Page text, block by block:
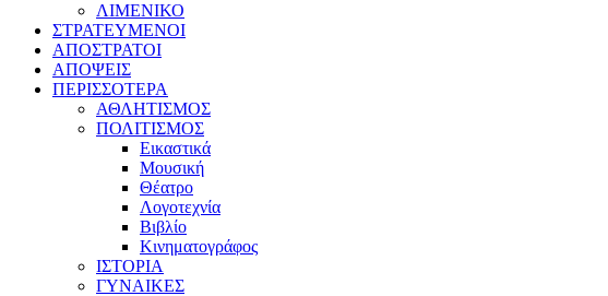
ΛΙΜΕΝΙΚΟ
ΣΤΡΑΤΕΥΜΕΝΟΙ
ΑΠΟΣΤΡΑΤΟΙ
ΑΠΟΨΕΙΣ
ΠΕΡΙΣΣΟΤΕΡΑ
ΑΘΛΗΤΙΣΜΟΣ
ΠΟΛΙΤΙΣΜΟΣ
Εικαστικά
Μουσική
Θέατρο
Λογοτεχνία
Βιβλίο
Κινηματογράφος
ΙΣΤΟΡΙΑ
ΓΥΝΑΙΚΕΣ